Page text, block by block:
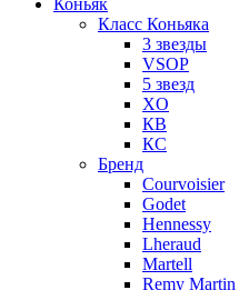
Класс Коньяка
3 звезды
VSOP
5 звезд
XO
КВ
КС
Бренд
Courvoisier
Godet
Hennessy
Lheraud
Martell
Remy Martin